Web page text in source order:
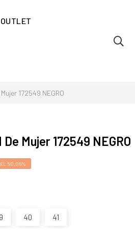
OUTLET
172549 NEGRO
Mujer 172549 NEGRO
50,06%
40 41